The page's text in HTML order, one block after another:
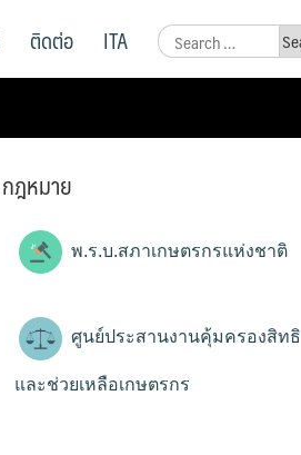
Search
for:
ติดต่อ ITA
กฎหมาย
พ.ร.บ.สภาเกษตรกรแห่งชาติ
ศูนย์ประสานงานคุ้มครองสิทธิ
และช่วยเหลือเกษตรกร